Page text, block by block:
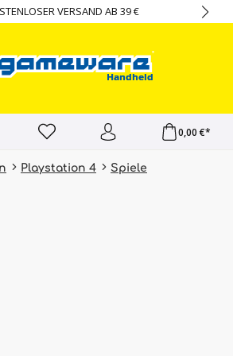
VERSAND AB 39 €
0,00 €*
Playstation 4 Spiele